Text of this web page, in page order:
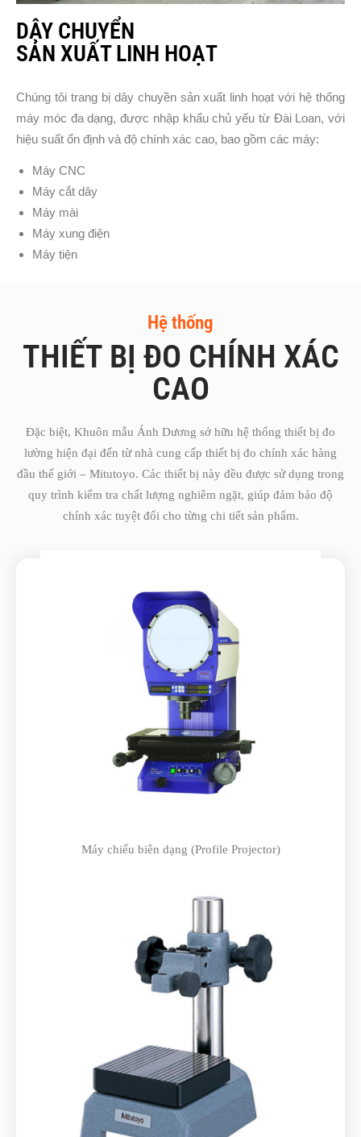
DÂY CHUYỂN
SẢN XUẤT LINH HOẠT
Chúng tôi trang bị dây chuyền sản xuất linh hoạt với hệ thống
máy móc đa dạng, được nhập khẩu chủ yếu từ Đài Loan, với
hiệu suất ổn định và độ chính xác cao, bao gồm các máy:
Máy CNC
Máy cắt dây
Máy mài
Máy xung điện
Máy tiện
Hệ thống
THIẾT BỊ ĐO CHÍNH XÁC
CAO
Đặc biệt, Khuôn mẫu Ánh Dương sở hữu hệ thống thiết bị đo
lường hiện đại đến từ nhà cung cấp thiết bị đo chính xác hàng
đầu thế giới – Mitutoyo. Các thiết bị này đều được sử dụng trong
quy trình kiểm tra chất lượng nghiêm ngặt, giúp đảm bảo độ
chính xác tuyệt đối cho từng chi tiết sản phẩm.
Máy chiếu biên dạng (Profile Projector)